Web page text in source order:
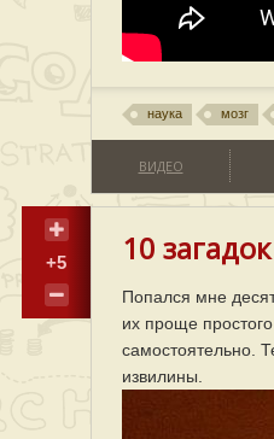
наука мозг
ВИДЕО
+5 10
Попался мне
их проще
самостоятельно.
извилины.